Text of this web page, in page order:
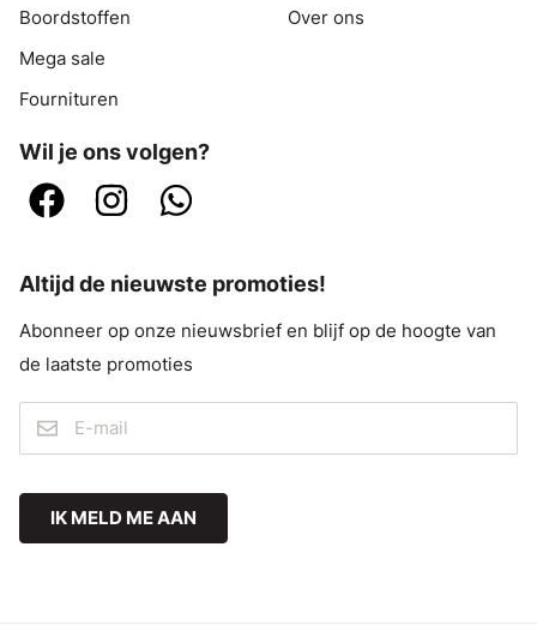
Boordstoffen
Mega sale
Fournituren
Over ons
Wil je ons volgen?
Altijd de nieuwste promoties!
Abonneer op onze nieuwsbrief en blijf op de hoogte van
de laatste promoties
IK MELD ME AAN